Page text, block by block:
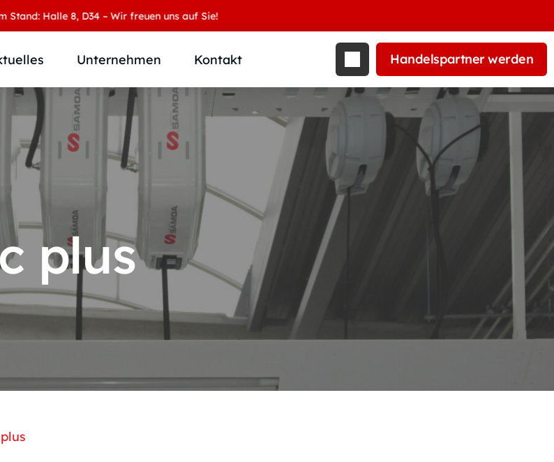
Halle 8, D34 – Wir freuen uns auf Sie!
Produktübersicht
Produktkategorie
Anwendungen
Branchen und Märkte
Individuallösungen
Unternehmen
Wer wir sind
SAMOA Gruppe
Karriere
Downloads
Kontakt Handelspartner werden
plus